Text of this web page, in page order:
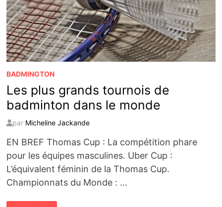
BADMINGTON
Les plus grands tournois de
badminton dans le monde
par Micheline Jackande
EN BREF Thomas Cup : La compétition phare
pour les équipes masculines. Uber Cup :
L’équivalent féminin de la Thomas Cup.
Championnats du Monde : …
LES